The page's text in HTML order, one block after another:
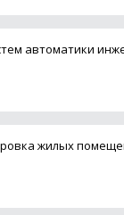
автоматики
жилых